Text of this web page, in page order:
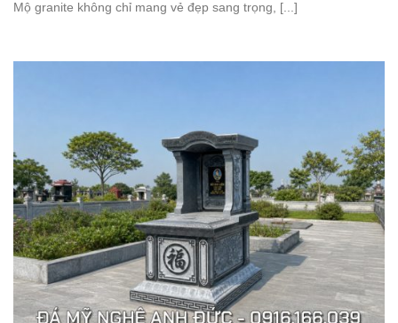
Mộ granite không chỉ mang vẻ đẹp sang trọng, [...]